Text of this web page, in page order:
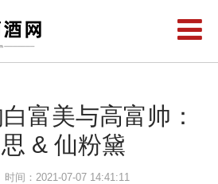
富美与高富帅：
& 仙粉黛
时间：2021-07-07 14:41:11